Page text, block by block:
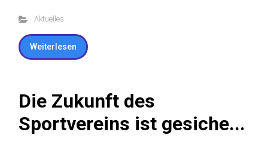
Aktuelles
Weiterlesen
Die Zukunft des
Sportvereins ist gesiche...